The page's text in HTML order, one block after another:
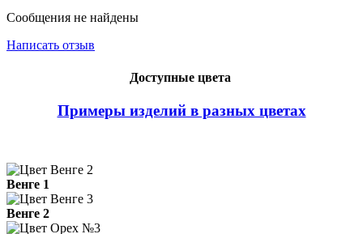
Сообщения не найдены
Написать отзыв
Доступные цвета
Примеры изделий в разных цветах
Венге 1
Венге 2